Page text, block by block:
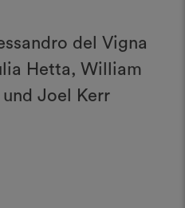
del Vigna
Hetta, William